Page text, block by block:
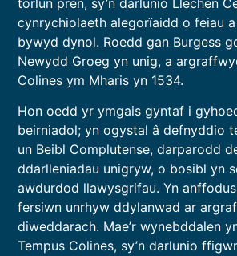
cynrychiolaeth alegorïaidd o feiau
bywyd dynol. Roedd gan Burgess
Newydd Groeg yn unig, a
Colines ym Mharis yn 1534.
Hon oedd yr ymgais gyntaf i
beirniadol; yn ogystal â defnyddio
un Beibl Complutense, darparodd
ddarlleniadau unigryw, o bosibl yn
awdurdod llawysgrifau. Yn
fersiwn unrhyw ddylanwad ar
diweddarach. Mae’r wynebddalen
Tempus Colines, sy’n darlunio